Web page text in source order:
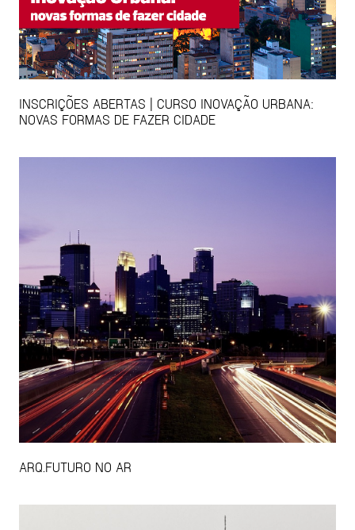
INSCRIÇÕES ABERTAS | CURSO INOVAÇÃO URBANA:
NOVAS FORMAS DE FAZER CIDADE
ARQ.FUTURO NO AR